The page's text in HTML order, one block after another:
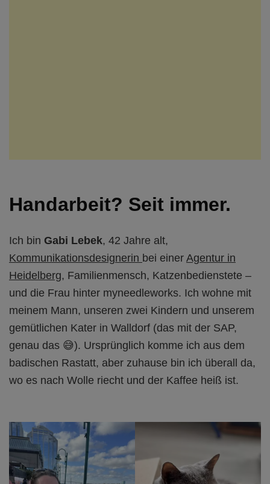
Handarbeit? Seit immer.
Ich bin Gabi Lebek, 42 Jahre alt,
Kommunikationsdesignerin bei einer Agentur in
Heidelberg, Familienmensch, Katzenbedienstete –
und die Frau hinter myneedleworks. Ich wohne mit
meinem Mann, unseren zwei Kindern und unserem
gemütlichen Kater in Walldorf (das mit der SAP,
genau das 😅). Ursprünglich komme ich aus dem
badischen Rastatt, aber zuhause bin ich überall da,
wo es nach Wolle riecht und der Kaffee heiß ist.